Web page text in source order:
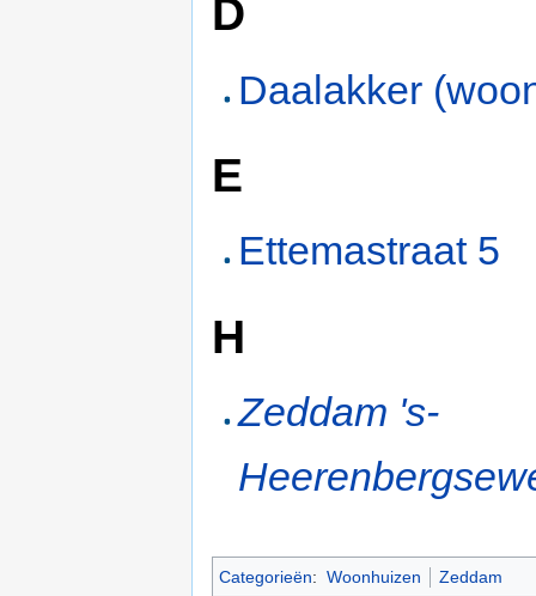
D
Daalakker
E
Ettemastraat 5
H
Zeddam 's-
Categorieën: Woonhuizen Zeddam